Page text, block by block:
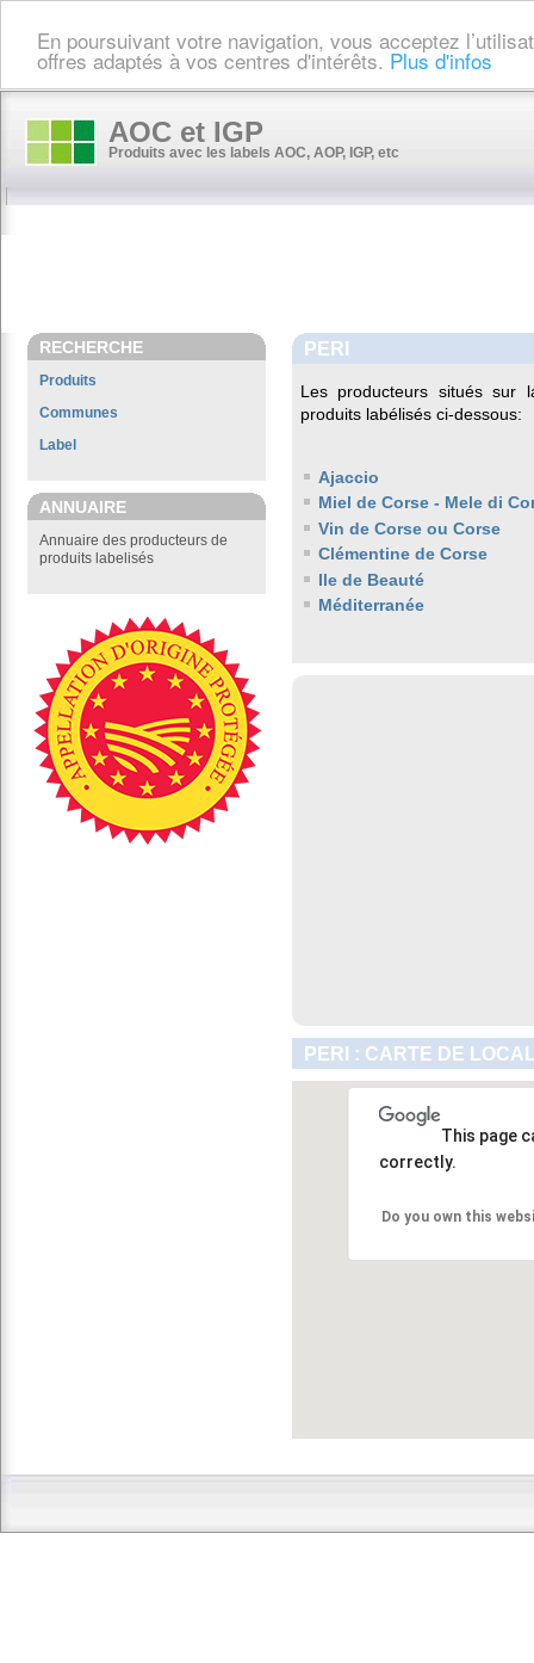
En poursuivant votre navigation, vous acceptez
offres adaptés à vos centres d'intérêts. Plus d'infos
AOC et IGP
Produits avec les labels AOC, AOP, IGP, etc
RECHERCHE
Produits
Communes
Label
ANNUAIRE
Annuaire des producteurs de
produits labelisés
PERI
Les producteurs situés sur
produits labélisés ci-dessous:
Ajaccio
Miel de Corse - Mele di
Vin de Corse ou Corse
Clémentine de Corse
Ile de Beauté
Méditerranée
PERI : CARTE DE
This page
correctly.
Do you own this